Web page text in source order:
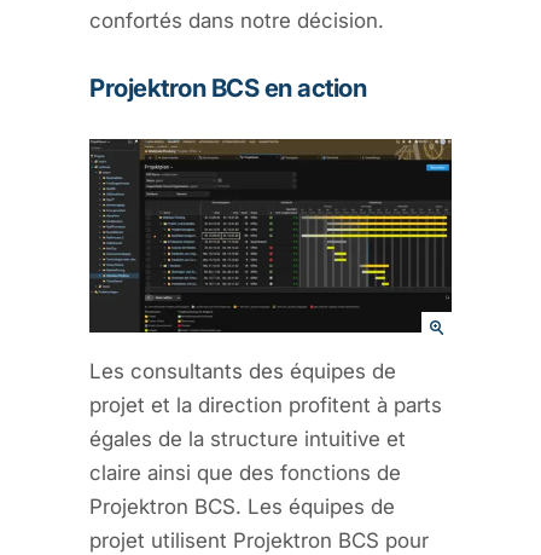
confortés dans notre décision.
Projektron BCS en action
Les consultants des équipes de
projet et la direction profitent à parts
égales de la structure intuitive et
claire ainsi que des fonctions de
Projektron BCS. Les équipes de
projet utilisent Projektron BCS pour